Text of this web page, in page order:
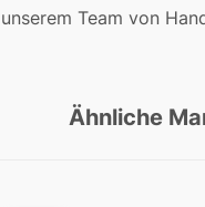
unserem Team von
Ähnliche